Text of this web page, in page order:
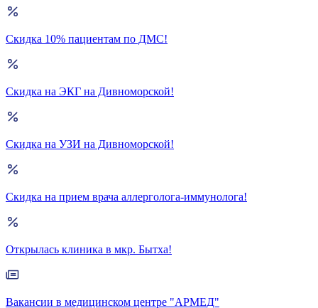
Скидка 10% пациентам по ДМС!
Скидка на ЭКГ на Дивноморской!
Скидка на УЗИ на Дивноморской!
Скидка на прием врача аллерголога-иммунолога!
Открылась клиника в мкр. Бытха!
Вакансии в медицинском центре "АРМЕД"